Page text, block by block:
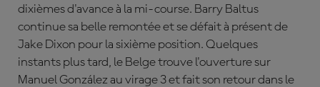
dixièmes d'avance à la mi-course. Barry Baltus
continue sa belle remontée et se défait à présent de
Jake Dixon pour la sixième position. Quelques
instants plus tard, le Belge trouve l'ouverture sur
Manuel González au virage 3 et fait son retour dans le